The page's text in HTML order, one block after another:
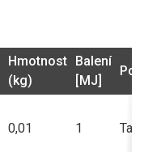
Hmotnost
(kg)
Balení
[MJ]
0,01 1